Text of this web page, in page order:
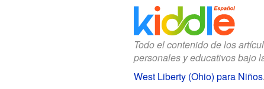
Todo el contenido de los
personales y educativos bajo
West Liberty (Ohio) para Niños.